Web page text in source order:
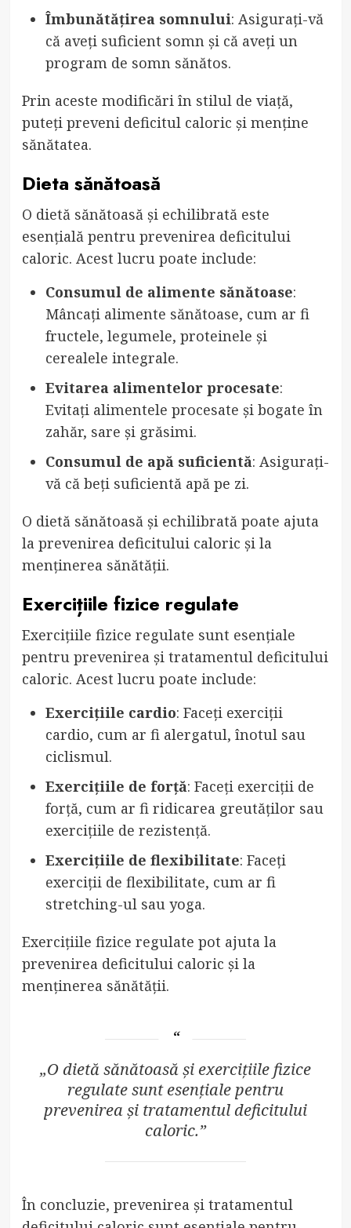
Îmbunătățirea somnului: Asigurați-vă
că aveți suficient somn și că aveți un
program de somn sănătos.
Prin aceste modificări în stilul de viață,
puteți preveni deficitul caloric și menține
sănătatea.
Dieta sănătoasă
O dietă sănătoasă și echilibrată este
esențială pentru prevenirea deficitului
caloric. Acest lucru poate include:
Consumul de alimente sănătoase:
Mâncați alimente sănătoase, cum ar fi
fructele, legumele, proteinele și
cerealele integrale.
Evitarea alimentelor procesate:
Evitați alimentele procesate și bogate în
zahăr, sare și grăsimi.
Consumul de apă suficientă: Asigurați-
vă că beți suficientă apă pe zi.
O dietă sănătoasă și echilibrată poate ajuta
la prevenirea deficitului caloric și la
menținerea sănătății.
Exercițiile fizice regulate
Exercițiile fizice regulate sunt esențiale
pentru prevenirea și tratamentul deficitului
caloric. Acest lucru poate include:
Exercițiile cardio: Faceți exerciții
cardio, cum ar fi alergatul, înotul sau
ciclismul.
Exercițiile de forță: Faceți exerciții de
forță, cum ar fi ridicarea greutăților sau
exercițiile de rezistență.
Exercițiile de flexibilitate: Faceți
exerciții de flexibilitate, cum ar fi
stretching-ul sau yoga.
Exercițiile fizice regulate pot ajuta la
prevenirea deficitului caloric și la
menținerea sănătății.
„O dietă sănătoasă și exercițiile fizice
regulate sunt esențiale pentru
prevenirea și tratamentul deficitului
caloric.”
În concluzie, prevenirea și tratamentul